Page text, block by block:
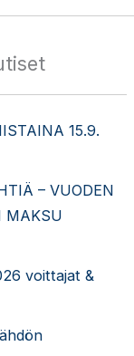
15.9.
– VUODEN
MAKSU
voittajat &